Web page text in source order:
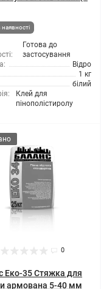
Готова до
застосування
Відро
1 кг
білий
Клей для
пінополістиролу
0
Еко-35 Стяжка для
армована 5-40 мм